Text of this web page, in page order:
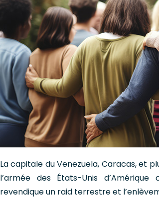
La capitale du Venezuela, Caracas, et
l’armée des États-Unis
revendique un raid terrestre et